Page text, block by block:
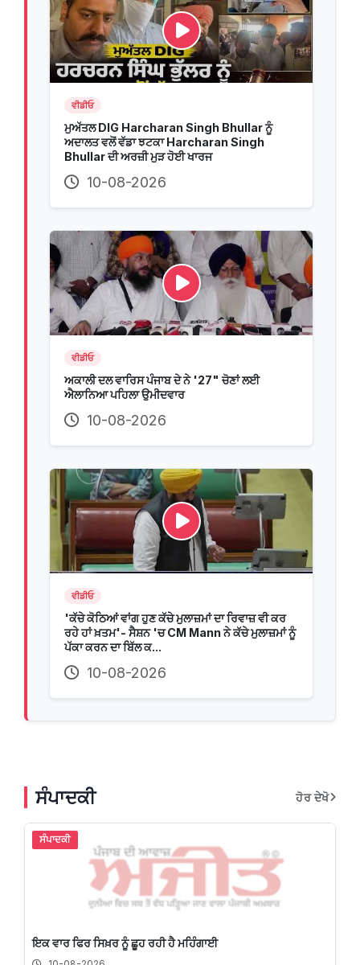
ਵੀਡੀਓ
ਮੁਅੱਤਲ DIG Harcharan Singh Bhullar ਨੂੰ
ਅਦਾਲਤ ਵਲੋਂ ਵੱਡਾ ਝਟਕਾ Harcharan Singh
Bhullar ਦੀ ਅਰਜ਼ੀ ਮੁੜ ਹੋਈ ਖਾਰਜ
10-08-2026
ਵੀਡੀਓ
ਅਕਾਲੀ ਦਲ ਵਾਰਿਸ ਪੰਜਾਬ ਦੇ ਨੇ '27" ਚੋਣਾਂ ਲਈ
ਐਲਾਨਿਆ ਪਹਿਲਾ ਉਮੀਦਵਾਰ
10-08-2026
ਵੀਡੀਓ
'ਕੱਚੇ ਕੋਠਿਆਂ ਵਾਂਗ ਹੁਣ ਕੱਚੇ ਮੁਲਾਜ਼ਮਾਂ ਦਾ ਰਿਵਾਜ਼ ਵੀ ਕਰ
ਰਹੇ ਹਾਂ ਖ਼ਤਮ'- ਸੈਸ਼ਨ 'ਚ CM Mann ਨੇ ਕੱਚੇ ਮੁਲਾਜ਼ਮਾਂ ਨੂੰ
ਪੱਕਾ ਕਰਨ ਦਾ ਬਿੱਲ ਕ...
10-08-2026
ਸੰਪਾਦਕੀ ਹੋਰ ਦੇਖੋ
ਸੰਪਾਦਕੀ
ਇਕ ਵਾਰ ਫਿਰ ਸਿਖ਼ਰ ਨੂੰ ਛੂਹ ਰਹੀ ਹੈ ਮਹਿੰਗਾਈ